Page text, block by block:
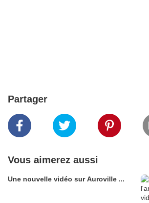
Partager
Vous aimerez aussi
Une nouvelle vidéo sur Auroville ...